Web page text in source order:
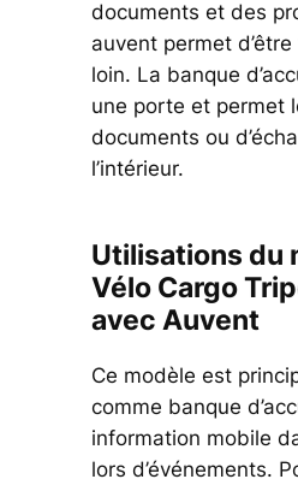
documents et des
auvent permet
loin. La banque
une porte et permet
documents ou
l’intérieur.
Utilisations du
Vélo Cargo
avec Auvent
Ce modèle est
comme banque
information mobile
lors d’événements.